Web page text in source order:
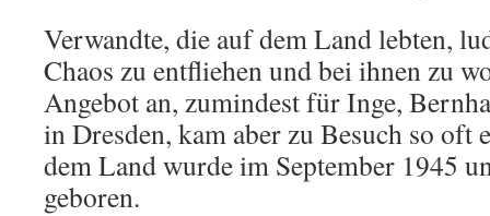
Verwandte, die auf dem Land lebten,
Chaos zu entfliehen und bei ihnen zu
Angebot an, zumindest für Inge,
in Dresden, kam aber zu Besuch so oft
dem Land wurde im September 1945
geboren.